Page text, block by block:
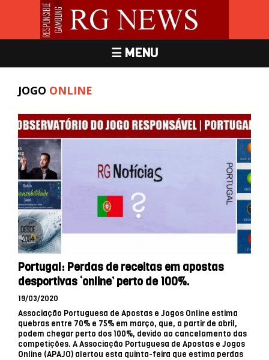
☰ MENU
JOGO ONLINE
Portugal: Perdas de receitas em apostas
desportivas ‘online’ perto de 100%.
19/03/2020
Associação Portuguesa de Apostas e Jogos Online estima
quebras entre 70% e 75% em março, que, a partir de abril,
podem chegar perto dos 100%, devido ao cancelamento das
competições. A Associação Portuguesa de Apostas e Jogos
Online (APAJO) alertou esta quinta-feira que estima perdas